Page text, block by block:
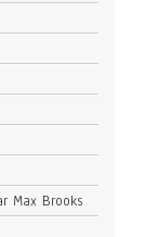
Max Brooks